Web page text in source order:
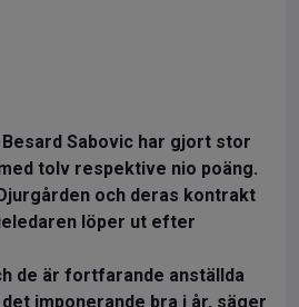
Sabovic har gjort stor
tolv respektive nio poäng.
och deras kontrakt
löper ut efter
de är fortfarande anställda
imponerande bra i år, säger